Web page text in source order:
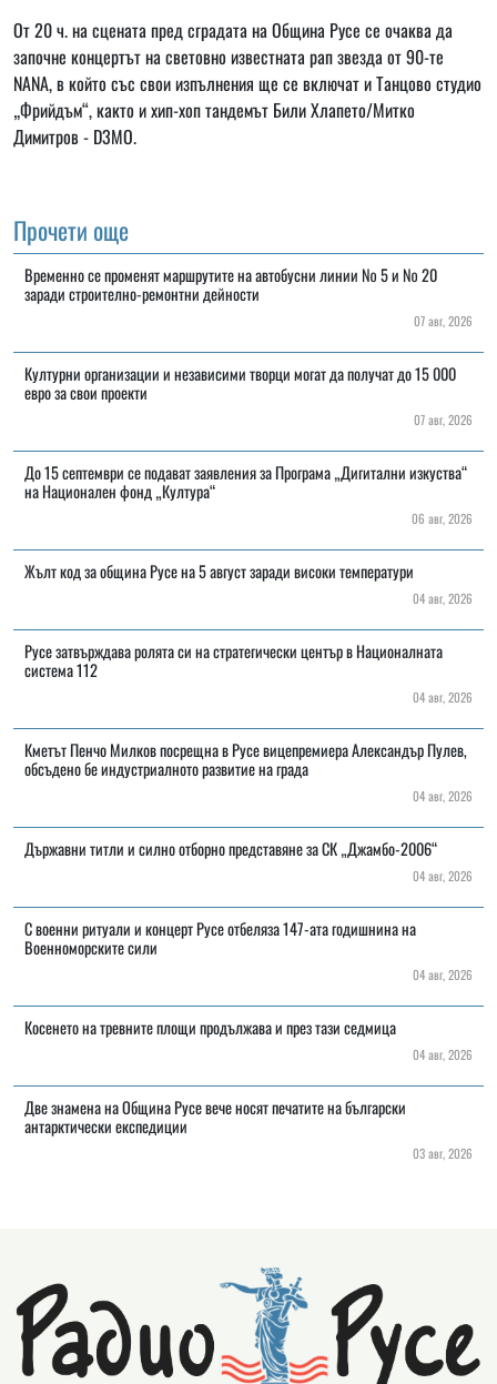
От 20 ч. на сцената пред сградата на Община Русе се очаква да
започне концертът на световно известната рап звезда от 90-те
NANA, в който със свои изпълнения ще се включат и Танцово студио
„Фрийдъм“, както и хип-хоп тандемът Били Хлапето/Митко
Димитров - D3MO.
Прочети още
Временно се променят маршрутите на автобусни линии № 5 и № 20
заради строително-ремонтни дейности
07 авг, 2026
Културни организации и независими творци могат да получат до 15 000
евро за свои проекти
07 авг, 2026
До 15 септември се подават заявления за Програма „Дигитални изкуства“
на Национален фонд „Култура“
06 авг, 2026
Жълт код за община Русе на 5 август заради високи температури
04 авг, 2026
Русе затвърждава ролята си на стратегически център в Националната
система 112
04 авг, 2026
Кметът Пенчо Милков посрещна в Русе вицепремиера Александър Пулев,
обсъдено бе индустриалното развитие на града
04 авг, 2026
Държавни титли и силно отборно представяне за СК „Джамбо-2006“
04 авг, 2026
С военни ритуали и концерт Русе отбеляза 147-ата годишнина на
Военноморските сили
04 авг, 2026
Косенето на тревните площи продължава и през тази седмица
04 авг, 2026
Две знамена на Община Русе вече носят печатите на български
антарктически експедиции
03 авг, 2026